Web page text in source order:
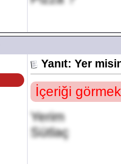
Yanıt: Yer
İçeriği
Yerim
Sütlaç